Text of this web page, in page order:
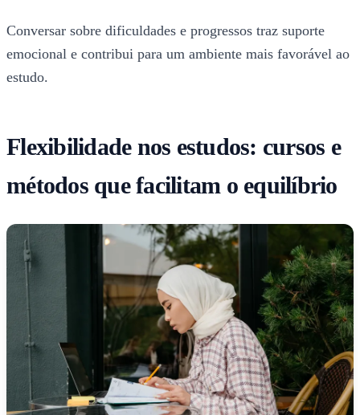
Conversar sobre dificuldades e progressos traz suporte
emocional e contribui para um ambiente mais favorável ao
estudo.
Flexibilidade nos estudos: cursos e
métodos que facilitam o equilíbrio